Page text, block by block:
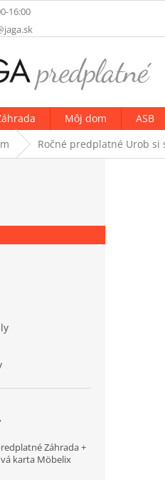
16:00
Môj dom ASB
Ročné predplatné Urob si
Záhrada +
karta Möbelix